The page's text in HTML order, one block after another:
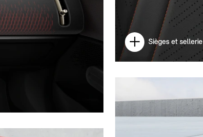
Sièges et sellerie